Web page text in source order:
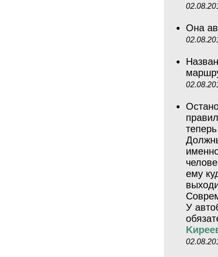
Она
ему
У